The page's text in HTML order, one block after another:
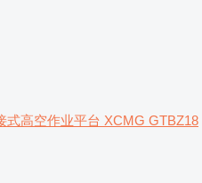
式高空作业平台 XCMG GTBZ18